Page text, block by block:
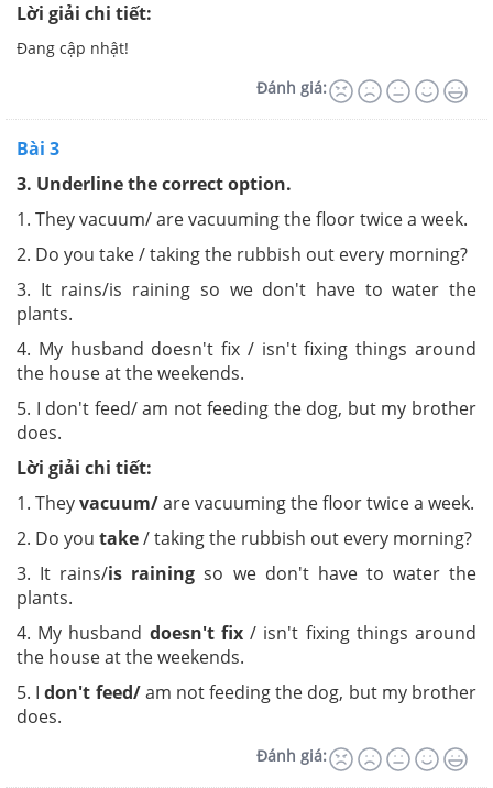
Lời giải chi tiết:
Đang cập nhật!
Đánh giá:
Bài 3
3. Underline the correct option.
1. They vacuum/ are vacuuming the floor twice a week.
2. Do you take / taking the rubbish out every morning?
3. It rains/is raining so we don't have to water the
plants.
4. My husband doesn't fix / isn't fixing things around
the house at the weekends.
5. I don't feed/ am not feeding the dog, but my brother
does.
Lời giải chi tiết:
1. Theyvacuum/are vacuuming the floor twice a week.
2. Do you take/ taking the rubbish out every morning?
3. It rains/is raining so we don't have to water the
plants.
4. My husband doesn't fix/ isn't fixing things around
the house at the weekends.
5. Idon't feed/am not feeding the dog, but my brother
does.
Đánh giá: